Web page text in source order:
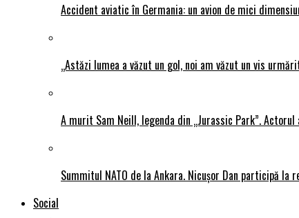
Accident aviatic în Germania: un avion de mici
„Astăzi lumea a văzut un gol, noi am văzut un vis
A murit Sam Neill, legenda din „Jurassic Park”. Actorul
Summitul NATO de la Ankara. Nicușor Dan participă la
Social